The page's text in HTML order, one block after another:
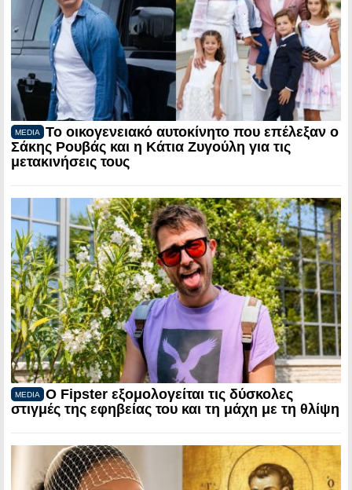
MEDIA
Το οικογενειακό αυτοκίνητο που επέλεξαν ο
Σάκης Ρουβάς και η Κάτια Ζυγούλη για τις
μετακινήσεις τους
MEDIA
Ο Fipster εξομολογείται τις δύσκολες
στιγμές της εφηβείας του και τη μάχη με τη θλίψη